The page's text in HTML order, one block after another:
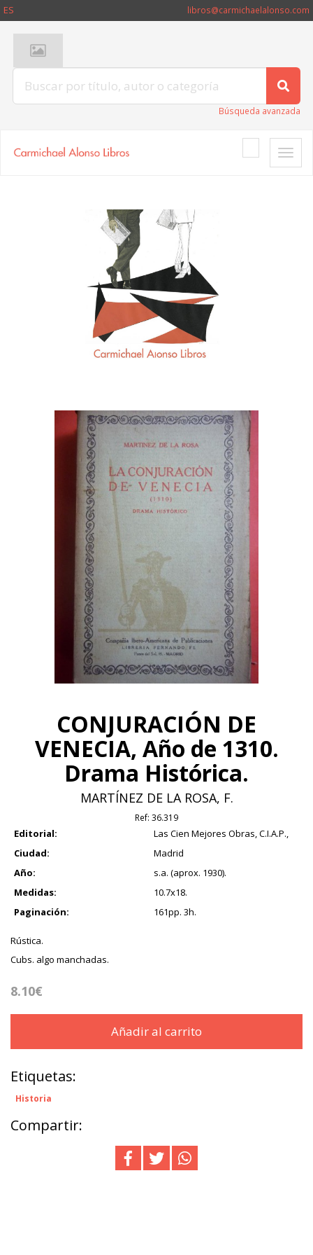
ES libros@carmichaelalonso.com
Búsqueda avanzada
Toggle
CONJURACIÓN DE
VENECIA, Año de 1310.
Drama Histórica.
MARTÍNEZ DE LA ROSA, F.
Ref: 36.319
Editorial:
Las Cien Mejores Obras, C.I.A.P.,
Ciudad:
Madrid
Año:
s.a. (aprox. 1930).
Medidas:
10.7x18.
Paginación:
161pp. 3h.
Rústica.
Cubs. algo manchadas.
8.10€
Añadir al carrito
Etiquetas:
Historia
Compartir: